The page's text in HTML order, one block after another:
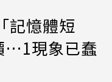
記憶體短
…1現象已蠢